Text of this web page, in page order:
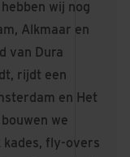
wij nog
Alkmaar en
van Dura
rijdt een
en Het
we
kades, fly-overs